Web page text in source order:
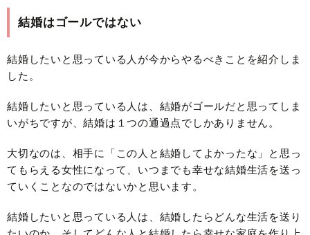
結婚はゴールではない
結婚したいと思っている人が今からやるべきことを紹介しま
した。
結婚したいと思っている人は、結婚がゴールだと思ってしま
いがちですが、結婚は１つの通過点でしかありません。
大切なのは、相手に「この人と結婚してよかったな」と思っ
てもらえる女性になって、いつまでも幸せな結婚生活を送っ
ていくことなのではないかと思います。
結婚したいと思っている人は、結婚したらどんな生活を送り